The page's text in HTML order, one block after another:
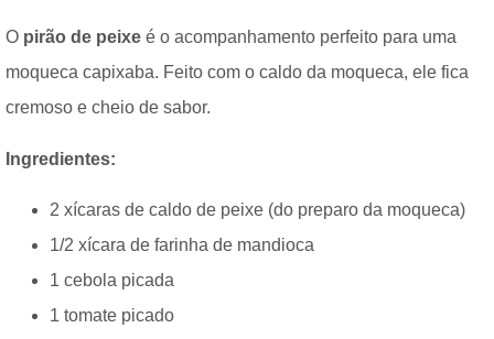
O pirão de peixe é o acompanhamento perfeito para uma
moqueca capixaba. Feito com o caldo da moqueca, ele fica
cremoso e cheio de sabor.
Ingredientes:
2 xícaras de caldo de peixe (do preparo da moqueca)
1/2 xícara de farinha de mandioca
1 cebola picada
1 tomate picado